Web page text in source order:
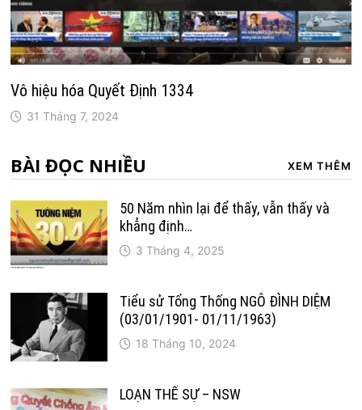
Vô hiệu hóa Quyết Định 1334
31 Tháng 7, 2024
BÀI ĐỌC NHIỀU XEM THÊM
50 Năm nhìn lại để thấy, vẫn thấy và
khẳng định…
3 Tháng 4, 2025
Tiểu sử Tổng Thống NGÔ ĐÌNH DIỆM
(03/01/1901- 01/11/1963)
18 Tháng 10, 2024
LOẠN THẾ SỰ – NSW